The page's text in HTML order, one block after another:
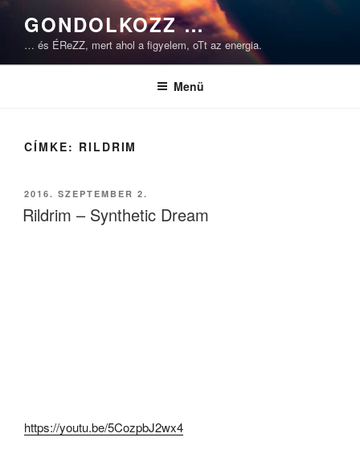
Tartalomhoz
GONDOLKOZZ …
… és ÉReZZ, mert ahol a figyelem, oTt az energia.
Menü
CÍMKE: RILDRIM
BEKÜLDVE:
2016. SZEPTEMBER 2.
Rildrim – Synthetic Dream
https://youtu.be/5CozpbJ2wx4